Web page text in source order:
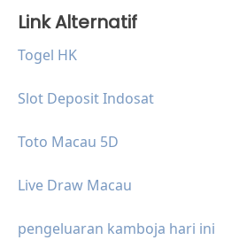
Link Alternatif
Togel HK
Slot Deposit Indosat
Toto Macau 5D
Live Draw Macau
pengeluaran kamboja hari ini